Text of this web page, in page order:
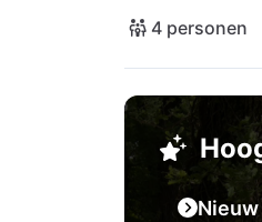
4 personen